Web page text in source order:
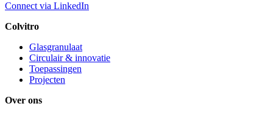
Connect via LinkedIn
Colvitro
Glasgranulaat
Circulair & innovatie
Toepassingen
Projecten
Over ons